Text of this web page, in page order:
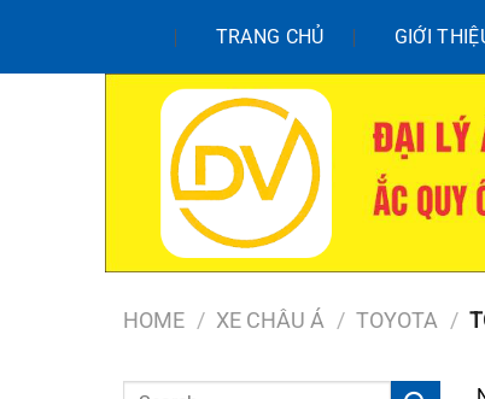
nội
TRANG CHỦ GIỚI
HOME / XE CHÂU Á / TOYOTA /
Search